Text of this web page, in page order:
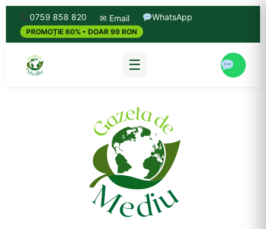
0759 858 820 ✉ Email WhatsApp
PROMOȚIE 60% • DOAR 99 RON
☰